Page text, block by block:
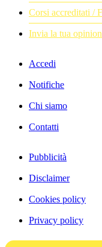
Corsi accreditati /
Invia la tua
Accedi
Notifiche
Chi siamo
Contatti
Pubblicità
Disclaimer
Cookies policy
Privacy policy